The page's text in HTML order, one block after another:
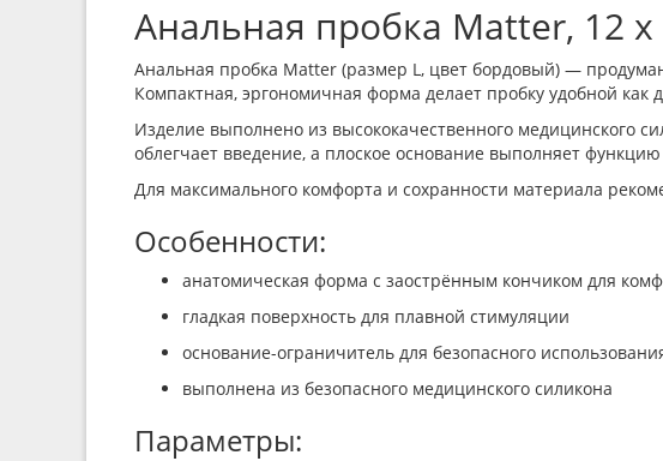
Анальная пробка Matter, 12
Анальная пробка Matter (размер L, цвет бордовый) —
Компактная, эргономичная форма делает пробку удобной как
Изделие выполнено из высококачественного медицинского
облегчает введение, а плоское основание выполняет
Для максимального комфорта и сохранности материала
Особенности:
анатомическая форма с заострённым кончиком для
гладкая поверхность для плавной стимуляции
основание-ограничитель для безопасного
выполнена из безопасного медицинского силикона
Параметры: